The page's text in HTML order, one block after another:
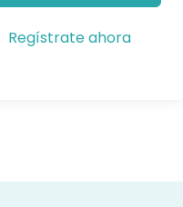
Regístrate ahora